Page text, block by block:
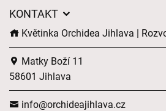
KONTAKT
Květinka Orchidea Jihlava |
Matky Boží 11
58601 Jihlava
info@orchideajihlava.cz